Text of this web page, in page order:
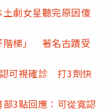
劇女星聽完原因傻
階梯」 著名古蹟受
可視確診 打3劑快
3點回應：可從寬認